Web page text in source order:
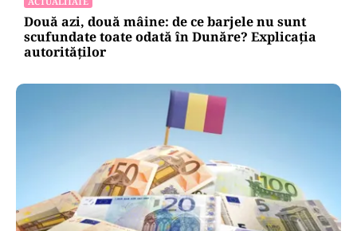
Două azi, două mâine: de ce barjele nu sunt
scufundate toate odată în Dunăre? Explicația
autorităților